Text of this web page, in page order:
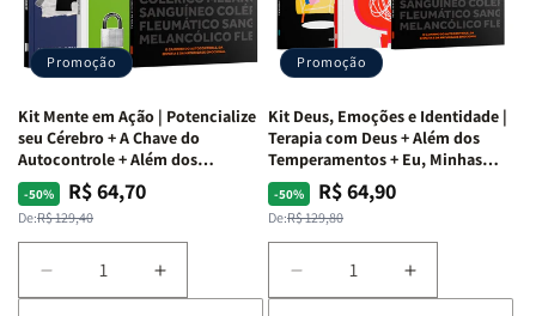
Vício
Agradar
a
Todos
+
Raiz
da
Rejeição
Vício
de
Agradar
Todos
+
Raiz
O
+
Devocional
+
Devocional
Promoção
Kit Mente em Ação | Potencialize
seu Cérebro + A Chave do
Autocontrole + Além dos
Temperamentos
-50%
Preço
normal
De:R$ 129,40
Preço
promocional
R$ 64,70
Diminuir
a
Aumentar
a
Promoção
Kit Deus, Emoções e Identidade |
Terapia com Deus + Além dos
Temperamentos + Eu, Minhas
Feridas e Deus
-50%
Preço
normal
De:R$ 129,80
Preço
promocional
R$ 64,90
Diminuir
a
Aumentar
a